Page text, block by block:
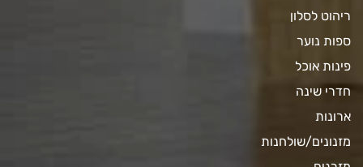
ריהוט לסלון
ספות נוער
פינות אוכל
חדרי שינה
ארונות
מזנונים/שולחנות